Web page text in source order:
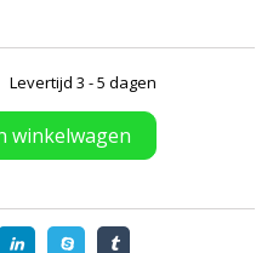
Levertijd 3 - 5 dagen
winkelwagen